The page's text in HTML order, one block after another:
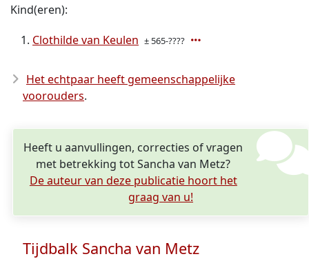
Kind(eren):
Clothilde van Keulen ± 565-????
Het echtpaar heeft gemeenschappelijke
voorouders.
Heeft u aanvullingen, correcties of vragen
met betrekking tot Sancha van Metz?
De auteur van deze publicatie hoort het
graag van u!
Tijdbalk Sancha van Metz